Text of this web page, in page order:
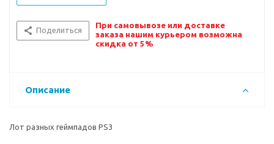
Поделиться
При самовывозе или доставке
заказа нашим курьером возможна
скидка от 5%
Описание
Лот разных геймпадов PS3